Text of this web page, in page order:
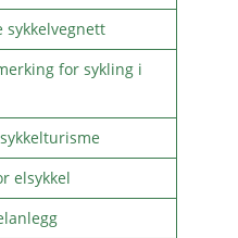
sykkelvegnett
for sykling i
elsykkel